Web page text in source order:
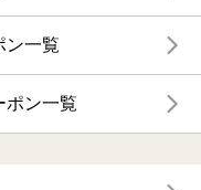
ン一覧
ポン一覧